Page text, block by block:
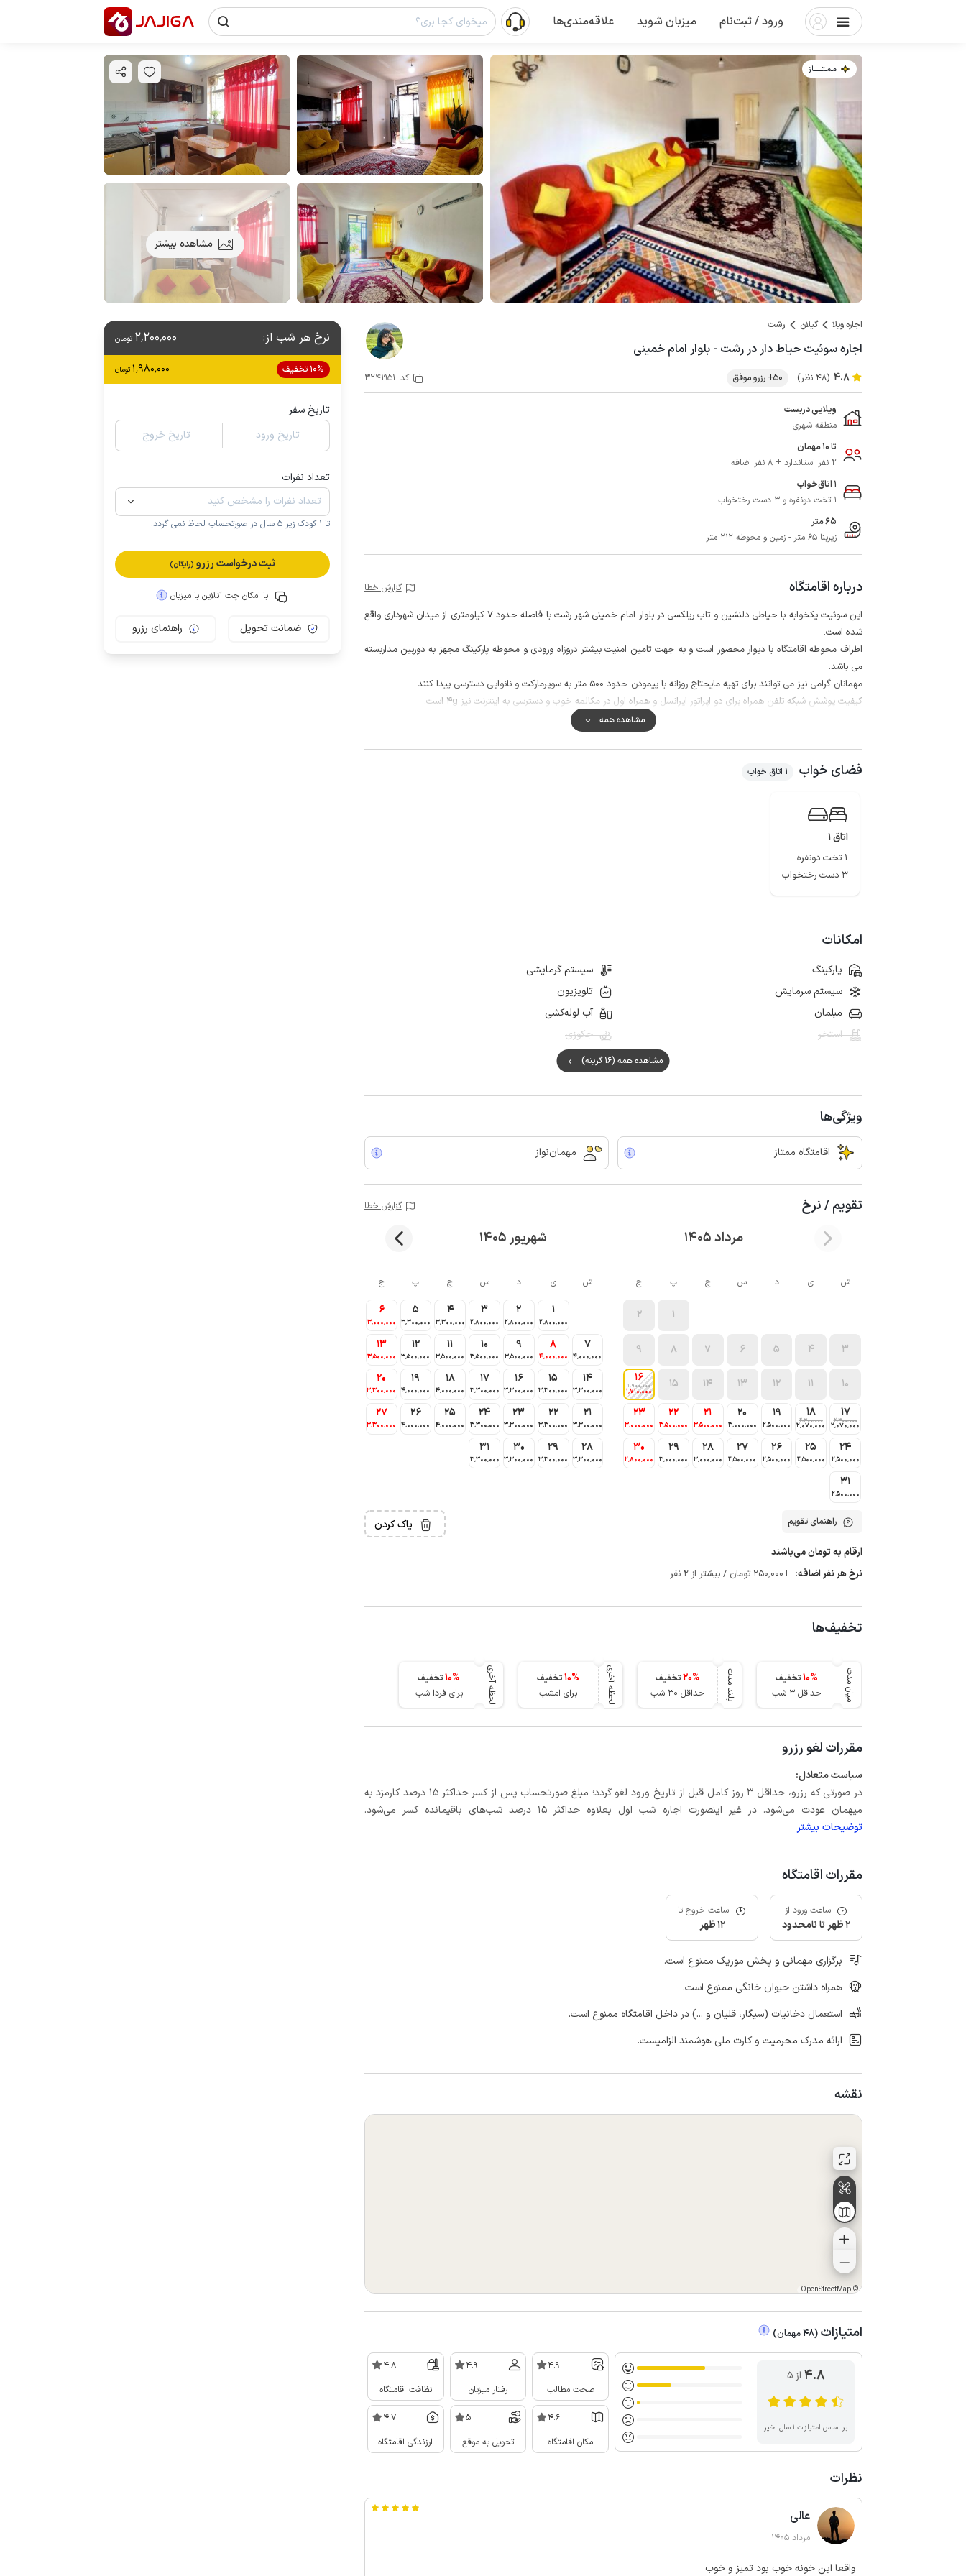
ورود / ثبت‌نام میزبان شوید علاقه‌مندی‌ها
مـمـتــــــاز
مشاهده بیشتر
اجاره ویلا گیلان رشت
اجاره سوئیت حیاط دار در رشت - بلوار امام خمینی
4.8 (48 نظر) 50+ رزرو موفق کد: 3241951
ویلایی دربست
منطقه شهری
تا 10 مهمان
2 نفر استاندارد + 8 نفر اضافه
1 اتاق‌خواب
1 تخت دونفره و 3 دست رختخواب
65 متر
زیربنا 65 متر - زمین و محوطه 212 متر
درباره اقامتگاه گزارش خطا
این سوئیت یکخوابه با حیاطی دلنشین و تاب ریلکسی در بلوار امام خمینی شهر رشت با فاصله حدود 7 کیلومتری از میدان شهرداری واقع
شده است.
اطراف محوطه اقامتگاه با دیوار محصور است و به جهت تامین امنیت بیشتر دروزاه ورودی و محوطه پارکینگ مجهز به دوربین مداربسته
می باشد.
مهمانان گرامی نیز می توانند برای تهیه مایحتاج روزانه با پیمودن حدود 500 متر به سوپرمارکت و نانوایی دسترسی پیدا کنند.
کیفیت پوشش شبکه تلفن همراه برای دو اپراتور ایرانسل و همراه اول در مکالمه خوب و دسترسی به اینترنت نیز 4g است.
مشاهده همه
فضای خواب 1 اتاق خواب
اتاق 1
1 تخت دونفره
3 دست رختخواب
امکانات
پارکینگ
سیستم گرمایشی
سیستم سرمایش
تلویزیون
مبلمان
آب لوله‌کشی
استخر
جکوزی
مشاهده همه (16 گزینه)
ویژگی‌ها
اقامتگاه ممتاز مهمان‌نواز
تقویم / نرخ گزارش خطا
مرداد 1405 شهریور 1405
ش ی د س چ پ ج
1
2
3
4
5
6
7
8
9
10
11
12
13
14
15
16
1٬900٬000
1٬710٬000
17
2٬300٬000
2٬070٬000
18
2٬300٬000
2٬070٬000
19
2٬500٬000
20
3٬000٬000
21
3٬500٬000
22
3٬500٬000
23
3٬000٬000
24
2٬500٬000
25
2٬500٬000
26
2٬500٬000
27
2٬500٬000
28
3٬000٬000
29
3٬000٬000
30
2٬800٬000
31
2٬500٬000
ش ی د س چ پ ج
1
2٬800٬000
2
2٬800٬000
3
2٬800٬000
4
3٬300٬000
5
3٬300٬000
6
3٬000٬000
7
4٬000٬000
8
4٬000٬000
9
3٬500٬000
10
3٬500٬000
11
3٬500٬000
12
3٬500٬000
13
3٬500٬000
14
3٬300٬000
15
3٬300٬000
16
3٬300٬000
17
3٬300٬000
18
4٬000٬000
19
4٬000٬000
20
3٬300٬000
21
3٬300٬000
22
3٬300٬000
23
3٬300٬000
24
3٬300٬000
25
4٬000٬000
26
4٬000٬000
27
3٬300٬000
28
3٬300٬000
29
3٬300٬000
30
3٬300٬000
31
3٬300٬000
راهنمای تقویم پاک کردن
ارقام به تومان می‌باشند
نرخ هر نفر اضافه: +250٬000 تومان / بیشتر از 2 نفر
تخفیف‌ها
میان مدت 10%
تخفیف
حداقل 3 شب
بلند مدت 20%
تخفیف
حداقل 30 شب
لحظه آخری 10%
تخفیف
برای امشب
لحظه آخری 10%
تخفیف
برای فردا شب
مقررات لغو رزرو
سیاست متعادل:
در صورتی که رزرو، حداقل 3 روز کامل قبل از تاریخ ورود لغو گردد؛ مبلغ صورتحساب پس از کسر حداکثر 15 درصد کارمزد به
میهمان عودت می‌شود. در غیر اینصورت اجاره شب اول بعلاوه حداکثر 15 درصد شب‌های باقیمانده کسر می‌شود.
توضیحات بیشتر
مقررات اقامتگاه
ساعت ورود از
2 ظهر تا نامحدود
ساعت خروج تا
12 ظهر
برگزاری مهمانی و پخش موزیک ممنوع است.
همراه داشتن حیوان خانگی ممنوع است.
استعمال دخانیات (سیگار، قلیان و ...) در داخل اقامتگاه ممنوع است.
ارائه مدرک محرمیت و کارت ملی هوشمند الزامیست.
نقشه
©
OpenStreetMap
امتیازات (
48مهمان)
4.8 از ۵
بر اساس امتیازات ۱ سال اخیر
4.9
صحت مطالب
4.9
رفتار میزبان
4.8
نظافت اقامتگاه
4.6
مکان اقامتگاه
5
تحویل به موقع
4.7
ارزندگی اقامتگاه
نظرات
عالی
مرداد 1405
واقعا این خونه خوب بود تمیز و خوب
نرخ هر شب از: 2٬200٬000 تومان
10% تخفیف 1٬980٬000 تومان
تاریخ سفر
تاریخ ورود
تاریخ خروج
تعداد نفرات
تا 1 کودک زیر 5 سال در صورتحساب لحاظ نمی گردد.
ثبت درخواست رزرو (رایگان)
با امکان چت آنلاین با میزبان
ضمانت تحویل راهنمای رزرو